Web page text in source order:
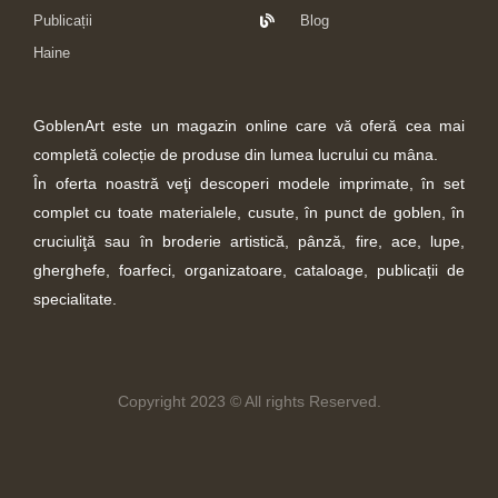
Publicații
Haine
Blog
GoblenArt este un magazin online care vă oferă cea mai
completă colecție de produse din lumea lucrului cu mâna.
În oferta noastră veţi descoperi modele imprimate, în set
complet cu toate materialele, cusute, în punct de goblen, în
cruciuliţă sau în broderie artistică, pânză, fire, ace, lupe,
gherghefe, foarfeci, organizatoare, cataloage, publicații de
specialitate.
Copyright 2023 © All rights Reserved.